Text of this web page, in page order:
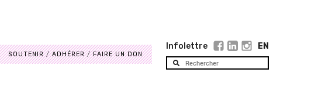
SOUTENIR ADHÉRER FAIRE UN DON
Infolettre EN